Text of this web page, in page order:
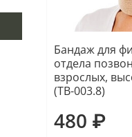
Бандаж для
отдела
взрослых,
(ТВ-003.8)
480 ₽